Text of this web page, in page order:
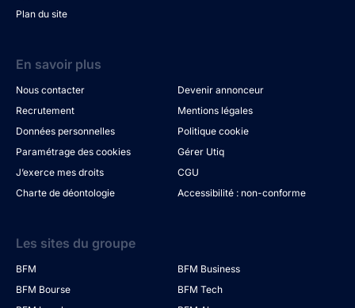
Plan du site
En savoir plus
Nous contacter
Devenir annonceur
Recrutement
Mentions légales
Données personnelles
Politique cookie
Paramétrage des cookies
Gérer Utiq
J’exerce mes droits
CGU
Charte de déontologie
Accessibilité : non-conforme
Les sites du groupe
BFM
BFM Business
BFM Bourse
BFM Tech